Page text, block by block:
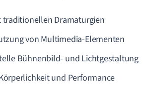
traditionellen Dramaturgien
von Multimedia-Elementen
Bühnenbild- und Lichtgestaltung
und Performance